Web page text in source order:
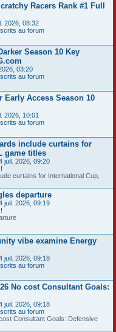
Racers Rank #1 Full
2026, 08:32
au forum
Season 10 Key
03:20
au forum
Early Access Season 10
2026, 10:01
au forum
include curtains for
game titles
juil. 2026, 09:20
curtains for International Cup,
departure
juil. 2026, 09:19
vibe examine Energy
juil. 2026, 09:18
au forum
No cost Consultant Goals:
juil. 2026, 09:18
au forum
Consultant Goals: Defensive